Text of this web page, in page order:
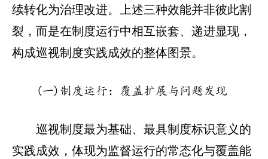
续转化为治理改进。上述三种效能并非彼此割
裂，而是在制度运行中相互嵌套、递进显现，
构成巡视制度实践成效的整体图景。
(一)制度运行：覆盖扩展与问题发现
巡视制度最为基础、最具制度标识意义的
实践成效，体现为监督运行的常态化与覆盖能